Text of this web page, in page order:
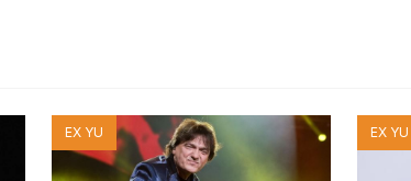
EX YU EX YU